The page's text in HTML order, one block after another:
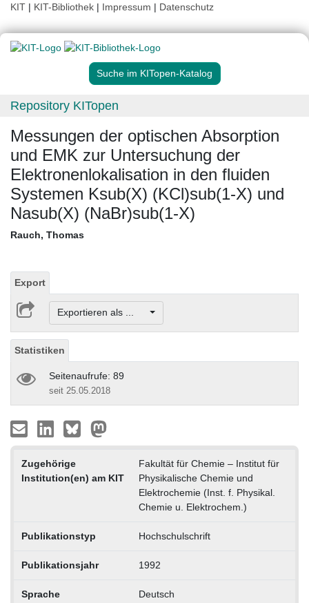
KIT | KIT-Bibliothek | Impressum | Datenschutz
Suche im KITopen-Katalog
Repository KITopen
Messungen der optischen Absorption
und EMK zur Untersuchung der
Elektronenlokalisation in den fluiden
Systemen Ksub(X) (KCl)sub(1-X) und
Nasub(X) (NaBr)sub(1-X)
Rauch, Thomas
Export
Exportieren als ...
Statistiken
Seitenaufrufe: 89
seit 25.05.2018
Zugehörige
Institution(en) am KIT
Fakultät für Chemie – Institut für
Physikalische Chemie und
Elektrochemie (Inst. f. Physikal.
Chemie u. Elektrochem.)
Publikationstyp Hochschulschrift
Publikationsjahr 1992
Sprache Deutsch